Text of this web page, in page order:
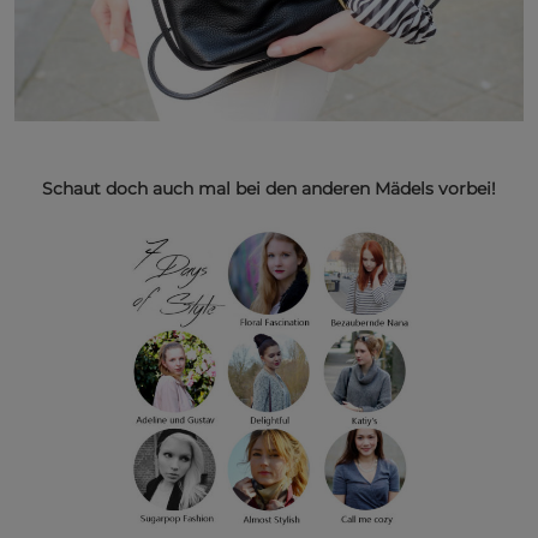
Schaut doch auch mal bei den anderen Mädels vorbei!